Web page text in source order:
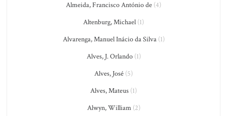
Almeida, Francisco António de (4)
Altenburg, Michael (1)
Alvarenga, Manuel Inácio da Silva(1)
Alves, J. Orlando(1)
Alves, José (5)
Alves, Mateus (1)
Alwyn, William(2)